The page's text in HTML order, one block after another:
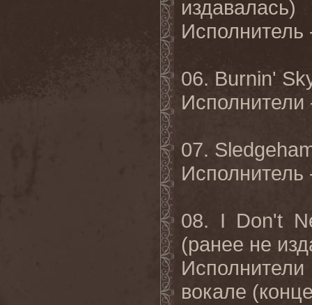
издавалась)
06. Burnin'
Исполнители
07.
Исполнитель
08. I Don't
(ранее не
Исполнители
вокале (